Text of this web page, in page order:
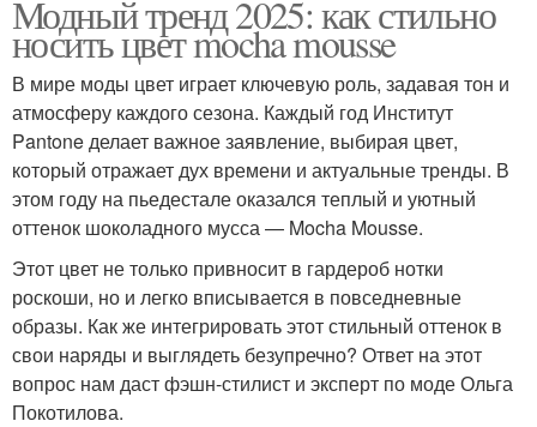
Модный тренд 2025: как стильно
носить цвет mocha mousse
В мире моды цвет играет ключевую роль, задавая тон и
атмосферу каждого сезона. Каждый год Институт
Pantone делает важное заявление, выбирая цвет,
который отражает дух времени и актуальные тренды. В
этом году на пьедестале оказался теплый и уютный
оттенок шоколадного мусса — Mocha Mousse.
Этот цвет не только привносит в гардероб нотки
роскоши, но и легко вписывается в повседневные
образы. Как же интегрировать этот стильный оттенок в
свои наряды и выглядеть безупречно? Ответ на этот
вопрос нам даст фэшн-стилист и эксперт по моде Ольга
Покотилова.